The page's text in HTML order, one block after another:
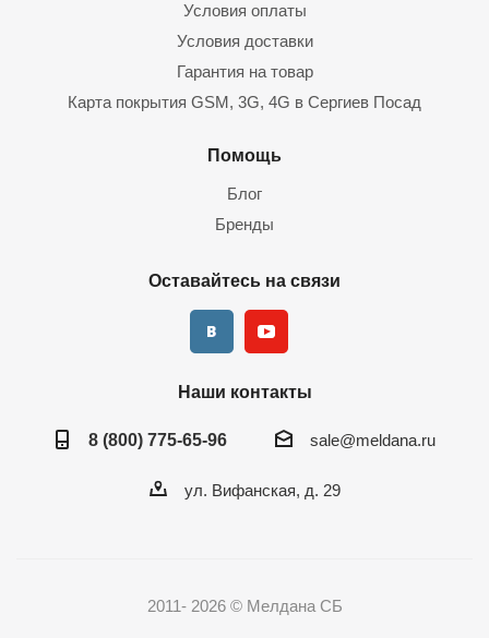
Условия оплаты
Условия доставки
Гарантия на товар
Карта покрытия GSM, 3G, 4G в Сергиев Посад
Помощь
Блог
Бренды
Оставайтесь на связи
Наши контакты
8 (800) 775-65-96 sale@meldana.ru
ул. Вифанская, д. 29
2011- 2026 © Мелдана СБ